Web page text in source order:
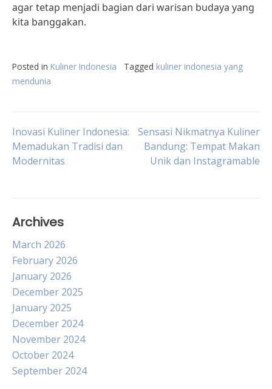
agar tetap menjadi bagian dari warisan budaya yang
kita banggakan.
Posted in Kuliner Indonesia Tagged kuliner indonesia yang
mendunia
Post
navigation
Inovasi Kuliner Indonesia:
Memadukan Tradisi dan
Modernitas
Sensasi Nikmatnya Kuliner
Bandung: Tempat Makan
Unik dan Instagramable
Archives
March 2026
February 2026
January 2026
December 2025
January 2025
December 2024
November 2024
October 2024
September 2024